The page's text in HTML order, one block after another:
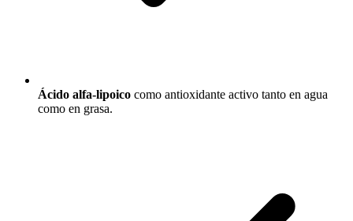
Ácido alfa-lipoico como antioxidante activo tanto en agua
como en grasa.